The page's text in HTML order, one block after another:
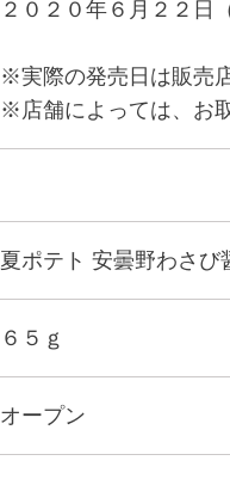
２０２０年６月２２日
※実際の発売日は販売
※店舗によっては、お
夏ポテト 安曇野わさび
６５ｇ
オープン